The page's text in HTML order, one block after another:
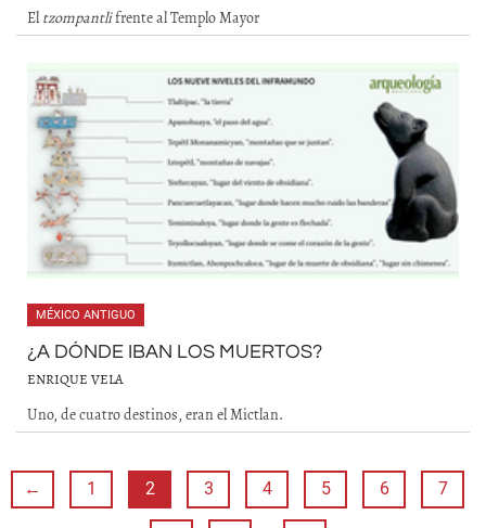
El tzompantlifrente al Templo Mayor
MÉXICO ANTIGUO
¿A DÓNDE IBAN LOS MUERTOS?
ENRIQUE VELA
Uno, de cuatro destinos, eran el Mictlan.
← 1 2 3 4 5 6 7